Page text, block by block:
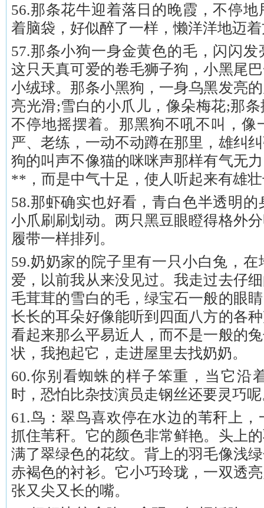
56.那条花牛迎着落日的晚霞，不停
着脑袋，好似醉了一样，懒洋洋地迈
57.那条小狗一身金黄色的毛，闪闪
这只天真可爱的卷毛狮子狗，小黑尾
小绒球。那条小黑狗，一身乌黑发亮
亮光滑;雪白的小爪儿，像朵梅花;那
不停地摇摆着。那黑狗不吼不叫，像
严、老练，一动不动蹲在那里，雄纠
狗的叫声不像猫的咪咪声那样有气无
**，而是中气十足，使人听起来有雄
58.那虾确实也好看，青白色半透明
小爪刷刷划动。两只黑豆眼瞪得格外
履带一样排列。
59.奶奶家的院子里有一只小白兔，
爱，以前我从来没见过。我走过去仔
毛茸茸的雪白的毛，绿宝石一般的眼
长长的耳朵好像能听到四面八方的各
看起来那么平易近人，而不是一般的
状，我抱起它，走进屋里去找奶奶。
60.你别看蜘蛛的样子笨重，当它沿
时，恐怕比杂技演员走钢丝还要灵巧
61.鸟：翠鸟喜欢停在水边的苇秆上
抓住苇秆。它的颜色非常鲜艳。头上
满了翠绿色的花纹。背上的羽毛像浅
赤褐色的衬衫。它小巧玲珑，一双透
张又尖又长的嘴。